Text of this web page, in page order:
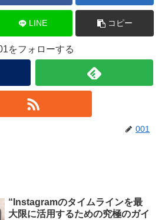
LINE コピー
をフォローする
001
“Instagramのタイムラインを最
大限に活用するための究極のガイ